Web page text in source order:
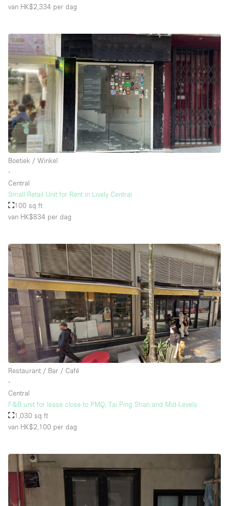
van HK$2,334 per dag
Boetiek / Winkel
∙
Central
Small Retail Unit for Rent in Lively Central
100 sq ft
van HK$834 per dag
Restaurant / Bar / Café
∙
Central
F&B unit for lease close to PMQ, Tai Ping Shan and Mid-Levels
1,030 sq ft
van HK$2,100 per dag